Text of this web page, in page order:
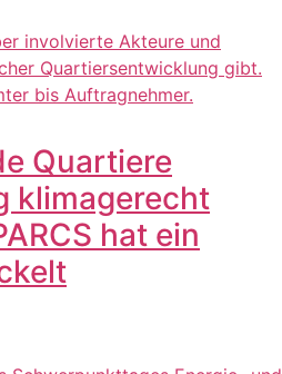
Quartiere
klimagerecht
hat ein